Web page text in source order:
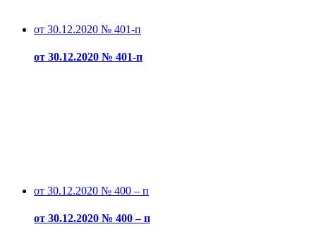
от 30.12.2020 № 401-п
от 30.12.2020 № 401-п
от 30.12.2020 № 400 – п
от 30.12.2020 № 400 – п